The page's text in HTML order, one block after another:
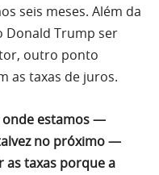
seis meses. Além da
Donald Trump ser
outro ponto
as taxas de juros.
onde estamos —
no próximo —
as taxas porque a